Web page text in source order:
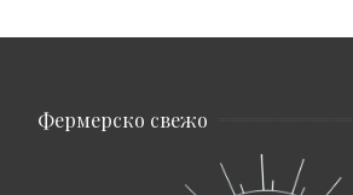
Фермерско свежо